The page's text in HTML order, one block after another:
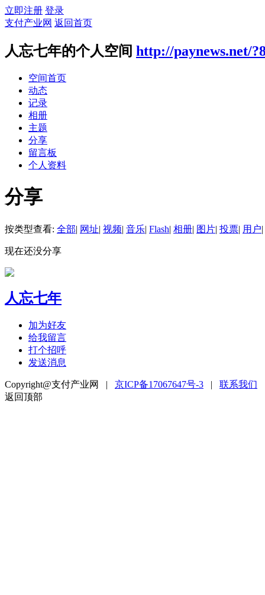
立即注册 登录
支付产业网 返回首页
人忘七年的个人空间 http://paynews.net/
空间首页
动态
记录
相册
主题
分享
留言板
个人资料
分享
按类型查看: 全部| 网址| 视频| 音乐| Flash| 相册| 图片| 投票| 用户|
现在还没分享
人忘七年
加为好友
给我留言
打个招呼
发送消息
Copyright@支付产业网 | 京ICP备17067647号-3 | 联系我们
返回顶部